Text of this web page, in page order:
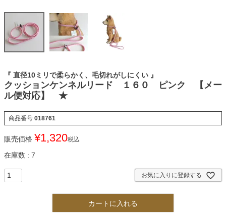
『 直径10ミリで柔らかく、毛切れがしにくい 』
クッションケンネルリード １６０ ピンク 【メー
ル便対応】 ★
商品番号 018761
販売価格 ¥1,320税込
在庫数 7
お気に入りに登録する
カートに入れる